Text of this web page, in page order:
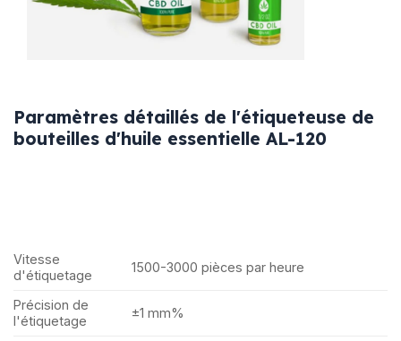
Paramètres détaillés de l'étiqueteuse de
bouteilles d'huile essentielle AL-120
Vitesse
d'étiquetage
1500-3000 pièces par heure
Précision de
l'étiquetage
±1 mm%